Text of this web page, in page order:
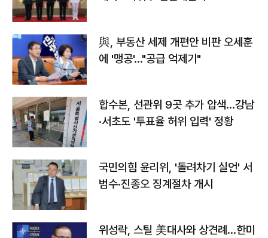
與, 부동산 세제 개편안 비판 오세훈
에 '맹공'…"공급 억제기"
합수본, 선관위 9곳 추가 압색…강남
·서초도 '투표율 허위 입력' 정황
국민의힘 윤리위, '돌려차기 실언' 서
범수·진종오 징계절차 개시
위성락, 스틸 美대사와 상견례…한미